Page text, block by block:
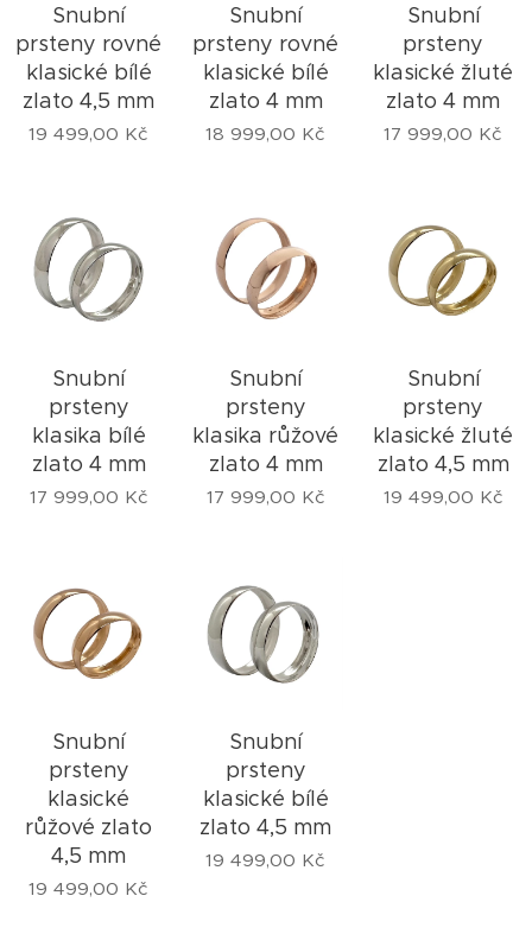
Snubní
prsteny rovné
klasické bílé
zlato 4,5 mm
19 499,00 Kč
Snubní
prsteny rovné
klasické bílé
zlato 4 mm
18 999,00 Kč
Snubní
prsteny
klasické žluté
zlato 4 mm
17 999,00 Kč
Snubní
prsteny
klasika bílé
zlato 4 mm
17 999,00 Kč
Snubní
prsteny
klasika růžové
zlato 4 mm
17 999,00 Kč
Snubní
prsteny
klasické žluté
zlato 4,5 mm
19 499,00 Kč
Snubní
prsteny
klasické
růžové zlato
4,5 mm
19 499,00 Kč
Snubní
prsteny
klasické bílé
zlato 4,5 mm
19 499,00 Kč